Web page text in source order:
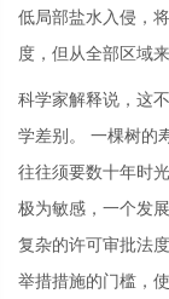
低局部盐水入侵，
度，但从全部区域
科学家解释说，这
学差别。 一棵树的
往往须要数十年时
极为敏感，一个发
复杂的许可审批法
举措措施的门槛，